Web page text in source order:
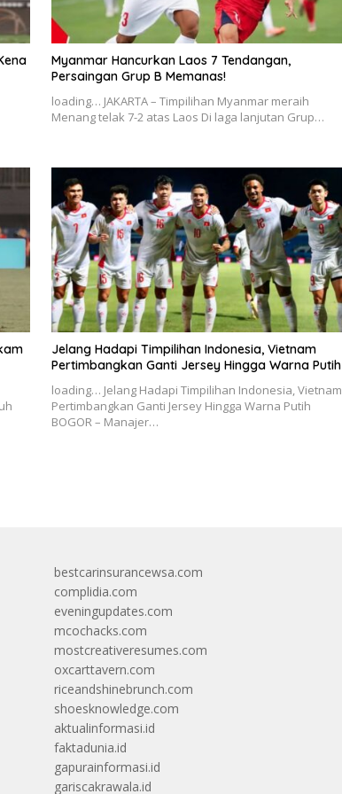
Myanmar Hancurkan Laos 7 Tendangan,
Persaingan Grup B Memanas!
loading… JAKARTA – Timpilihan Myanmar meraih
Menang telak 7-2 atas Laos Di laga lanjutan Grup…
Jelang Hadapi Timpilihan Indonesia, Vietnam
Pertimbangkan Ganti Jersey Hingga Warna Putih
loading… Jelang Hadapi Timpilihan Indonesia, Vietnam
Pertimbangkan Ganti Jersey Hingga Warna Putih
BOGOR – Manajer…
bestcarinsurancewsa.com
complidia.com
eveningupdates.com
mcochacks.com
mostcreativeresumes.com
oxcarttavern.com
riceandshinebrunch.com
shoesknowledge.com
aktualinformasi.id
faktadunia.id
gapurainformasi.id
gariscakrawala.id